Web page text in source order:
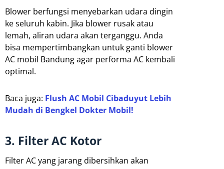
Blower berfungsi menyebarkan udara dingin
ke seluruh kabin. Jika blower rusak atau
lemah, aliran udara akan terganggu. Anda
bisa mempertimbangkan untuk ganti blower
AC mobil Bandung agar performa AC kembali
optimal.
Baca juga: Flush AC Mobil Cibaduyut Lebih
Mudah di Bengkel Dokter Mobil!
3. Filter AC Kotor
Filter AC yang jarang dibersihkan akan